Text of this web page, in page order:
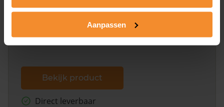
Aanpassen
Een uitgebreid overzicht van het perceel en
dit inclusief de luchtfoto!
Bekijk product
Direct leverbaar